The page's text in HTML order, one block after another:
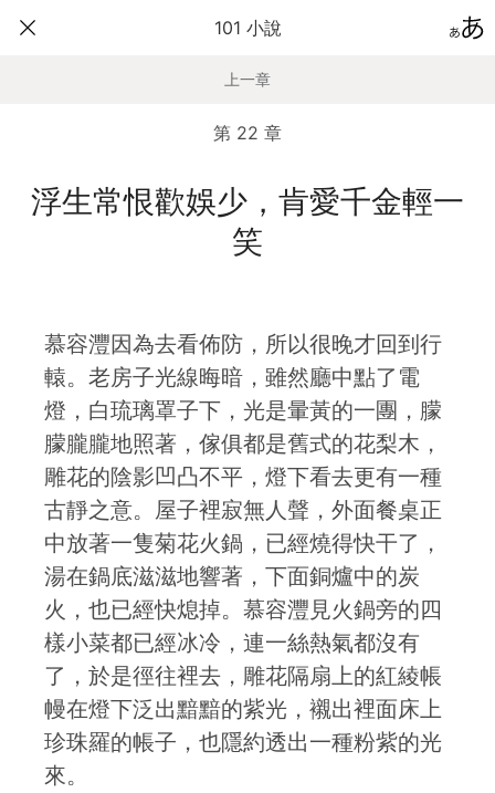
101 小說
上一章
第 22 章
浮生常恨歡娛少，肯愛千金輕一
笑
慕容灃因為去看佈防，所以很晚才回到行
轅。老房子光線晦暗，雖然廳中點了電
燈，白琉璃罩子下，光是暈黃的一團，朦
朦朧朧地照著，傢俱都是舊式的花梨木，
雕花的陰影凹凸不平，燈下看去更有一種
古靜之意。屋子裡寂無人聲，外面餐桌正
中放著一隻菊花火鍋，已經燒得快干了，
湯在鍋底滋滋地響著，下面銅爐中的炭
火，也已經快熄掉。慕容灃見火鍋旁的四
樣小菜都已經冰冷，連一絲熱氣都沒有
了，於是徑往裡去，雕花隔扇上的紅綾帳
幔在燈下泛出黯黯的紫光，襯出裡面床上
珍珠羅的帳子，也隱約透出一種粉紫的光
來。